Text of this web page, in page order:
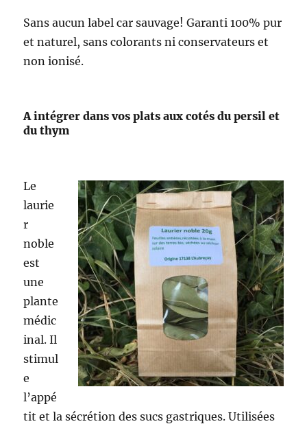
Sans aucun label car sauvage! Garanti 100% pur
et naturel, sans colorants ni conservateurs et
non ionisé.
A intégrer dans vos plats aux cotés du persil et
du thym
Le
laurie
r
noble
est
une
plante
médic
inal. Il
stimul
e
l’appé
tit et la sécrétion des sucs gastriques. Utilisées